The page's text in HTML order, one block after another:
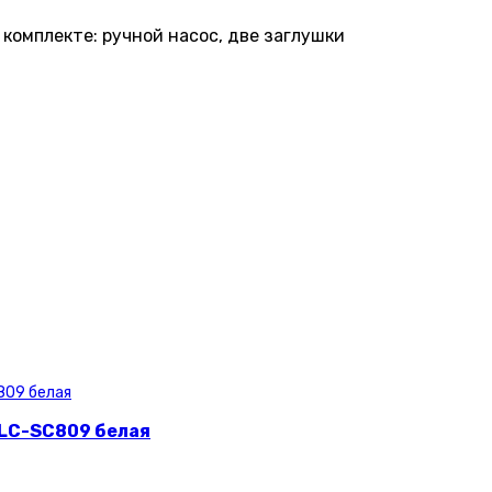
ручной насос, две заглушки
SC809 белая